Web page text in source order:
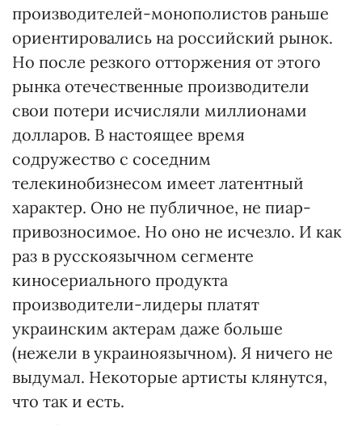
производителей-монополистов раньше
ориентировались на российский рынок.
Но после резкого отторжения от этого
рынка отечественные производители
свои потери исчисляли миллионами
долларов. В настоящее время
содружество с соседним
телекинобизнесом имеет латентный
характер. Оно не публичное, не пиар-
привозносимое. Но оно не исчезло. И как
раз в русскоязычном сегменте
киносериального продукта
производители-лидеры платят
украинским актерам даже больше
(нежели в украиноязычном). Я ничего не
выдумал. Некоторые артисты клянутся,
что так и есть.